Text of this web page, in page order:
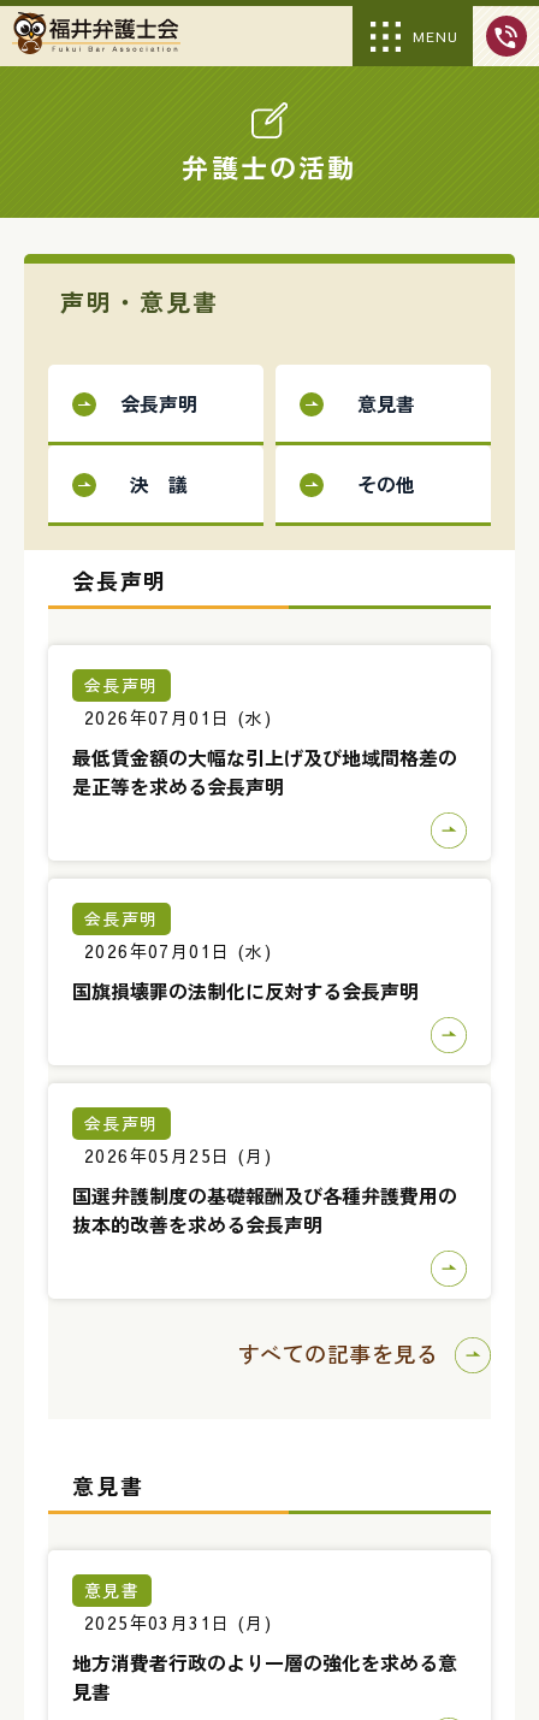
MENU
弁護士の活動
声明・意見書
会長声明 意見書
決 議 その他
会長声明
会長声明
2026年07月01日 (水)
最低賃金額の大幅な引上げ及び地域間格差の
是正等を求める会長声明
会長声明
2026年07月01日 (水)
国旗損壊罪の法制化に反対する会長声明
会長声明
2026年05月25日 (月)
国選弁護制度の基礎報酬及び各種弁護費用の
抜本的改善を求める会長声明
すべての記事を見る
意見書
意見書
2025年03月31日 (月)
地方消費者行政のより一層の強化を求める意
見書